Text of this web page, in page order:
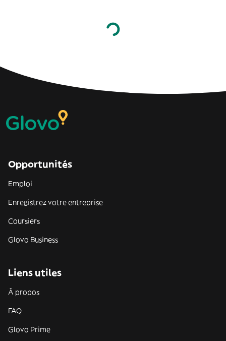
Opportunités
Emploi
Enregistrez votre entreprise
Coursiers
Glovo Business
Liens utiles
À propos
FAQ
Glovo Prime